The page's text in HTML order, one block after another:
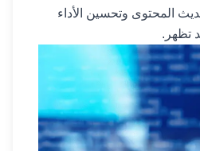
المحتوى وتحسين الأداء
تظهر.